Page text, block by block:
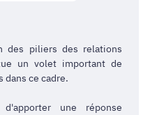
des piliers des relations
un volet important de
dans ce cadre.
une réponse